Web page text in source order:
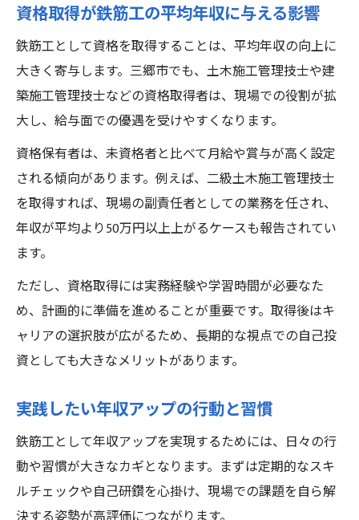
資格取得が鉄筋工の平均年収に与える影響
鉄筋工として資格を取得することは、平均年収の向上に
大きく寄与します。三郷市でも、土木施工管理技士や建
築施工管理技士などの資格取得者は、現場での役割が拡
大し、給与面での優遇を受けやすくなります。
資格保有者は、未資格者と比べて月給や賞与が高く設定
される傾向があります。例えば、二級土木施工管理技士
を取得すれば、現場の副責任者としての業務を任され、
年収が平均より50万円以上上がるケースも報告されてい
ます。
ただし、資格取得には実務経験や学習時間が必要なた
め、計画的に準備を進めることが重要です。取得後はキ
ャリアの選択肢が広がるため、長期的な視点での自己投
資としても大きなメリットがあります。
実践したい年収アップの行動と習慣
鉄筋工として年収アップを実現するためには、日々の行
動や習慣が大きなカギとなります。まずは定期的なスキ
ルチェックや自己研鑽を心掛け、現場での課題を自ら解